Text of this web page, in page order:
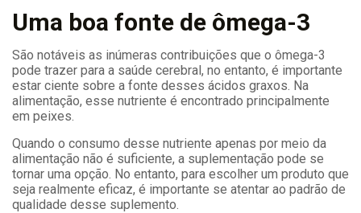
Uma boa fonte de ômega-3
São notáveis as inúmeras contribuições que o ômega-3
pode trazer para a saúde cerebral, no entanto, é importante
estar ciente sobre a fonte desses ácidos graxos. Na
alimentação, esse nutriente é encontrado principalmente
em peixes.
Quando o consumo desse nutriente apenas por meio da
alimentação não é suficiente, a suplementação pode se
tornar uma opção. No entanto, para escolher um produto que
seja realmente eficaz, é importante se atentar ao padrão de
qualidade desse suplemento.